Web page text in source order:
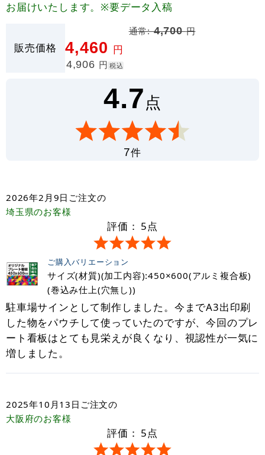
お届けいたします。※要データ入稿
販売価格
通常:4,700円
4,460 円
4,906 円 税込
4.7点
7件
2026年2月9日 ご注文の
埼玉県のお客様
評価： 5点
ご購入バリエーション
サイズ(材質)(加工内容):450×600(アルミ複合板)
(巻込み仕上(穴無し))
駐車場サインとして制作しました。今までA3出印刷
した物をパウチして使っていたのですが、今回のプレ
ート看板はとても見栄えが良くなり、視認性が一気に
増しました。
2025年10月13日 ご注文の
大阪府のお客様
評価： 5点